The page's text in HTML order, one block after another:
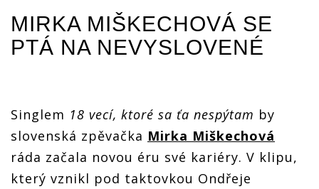
MIRKA MIŠKECHOVÁ SE
PTÁ NA NEVYSLOVENÉ
Singlem 18 vecí, ktoré sa ťa nespýtam by
slovenská zpěvačka Mirka Miškechová
ráda začala novou éru své kariéry. V klipu,
který vznikl pod taktovkou Ondřeje